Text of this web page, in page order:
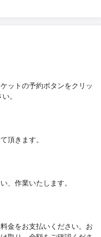
ットの予約ボタンをクリッ
。
頂きます。
、作業いたします。
金をお支払いください。お